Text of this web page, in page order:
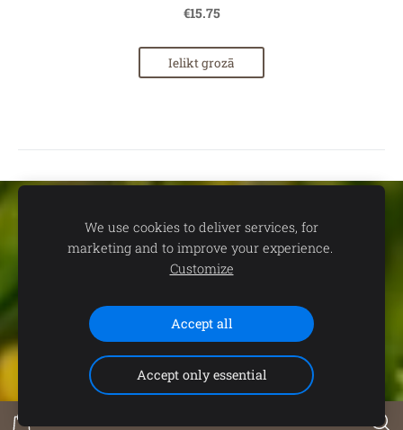
€15.75
Ielikt grozā
dāvanu un suvenīru veikals TEV:
Aleksandra Čaka ielā 22,
15.00 | Svētdienās un svētku dienās - SLĒGTS 📞Saziņai:
29102646 (+WhatsApp)
We use cookies to deliver services, for
marketing and to improve your experience.
Customize
Accept all
Accept only essential